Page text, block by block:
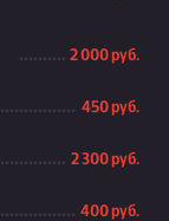
2 000 руб.
450 руб.
2 300 руб.
400 руб.